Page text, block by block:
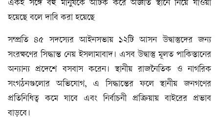
একই সঙ্গে বহু মানুষকে আটক করে অজ্ঞাত স্থানে নিয়ে যাওয়া
হয়েছে বলে দাবি করা হয়েছে
সম্প্রতি ৪৫ সদস্যের আইনসভায় ১২টি আসন উদ্বাস্তুদের জন্য
সংরক্ষণের সিদ্ধান্ত নেয় ইসলামাবাদ। এসব উদ্বাস্তু মূলত পাকিস্তানের
অন্যান্য প্রদেশে বসবাস করেন। স্থানীয় রাজনৈতিক ও নাগরিক
সংগঠনগুলোর অভিযোগ, এ সিদ্ধান্তের ফলে স্থানীয় জনগণের
প্রতিনিধিত্ব কমে যাবে এবং নির্বাচনী প্রক্রিয়ায় বাইরের প্রভাব
বাড়বে।